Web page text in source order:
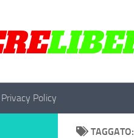
Privacy Policy
TAGGATO: